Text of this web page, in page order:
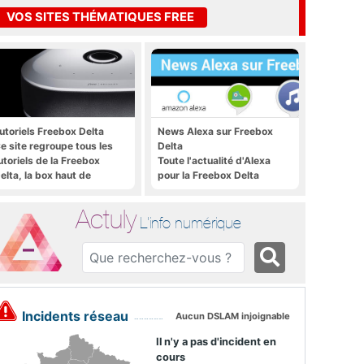
VOS SITES THÉMATIQUES FREE
Freebox Delta
site regroupe tous les
de la Freebox
la box haut de
News Alexa sur Freebox
Delta
Toute l'actualité d'Alexa
pour la Freebox Delta
Actuly L'info numérique
Incidents réseau Aucun DSLAM injoignable
Il n'y a pas d'incident en
cours